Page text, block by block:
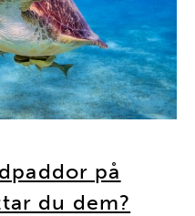
på
du dem?